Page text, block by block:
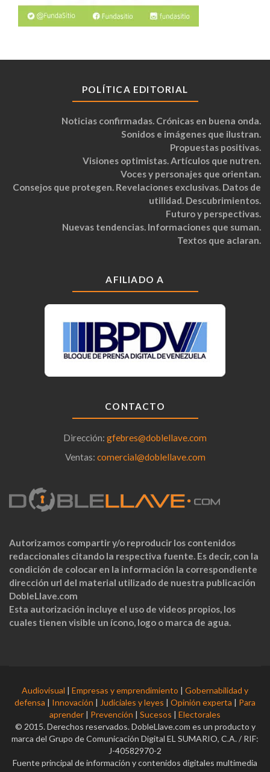
POLÍTICA EDITORIAL
Noticias confirmadas. Crónicas en buena onda.
Sonidos e imágenes que ilustran.
Propuestas positivas.
Visiones optimistas. Artículos que nutren.
Voces y personajes que orientan.
Consejos que protegen. Revelaciones exclusivas. Datos de
utilidad. Descubrimientos.
Futuro y perspectivas.
Nuevas tendencias. Informaciones que suman.
Textos que aclaran.
AFILIADO A
CONTACTO
Dirección: gfebres@doblellave.com
Ventas: comercial@doblellave.com
Autorizamos compartir y/o reproducir los contenidos
redaccionales citando la respectiva fuente. Es decir, con la
condición de colocar en la información la correspondiente
dirección url del material utilizado de nuestra publicación
DobleLlave.com
Esta autorización incluye el uso de videos propios, los
cuales tienen visible un ícono, logo o marca de agua.
Audiovisual | Empresas y emprendimiento | Gobernabilidad y
defensa | Innovación | Judiciales y leyes | Opinión experta | Para
aprender | Prevención | Sucesos | Electorales
© 2015. Derechos reservados. DobleLlave.com es un producto y
marca del Grupo de Comunicación Digital EL SUMARIO, C.A. / RIF:
J-40582970-2
Fuente principal de información y contenidos digitales multimedia